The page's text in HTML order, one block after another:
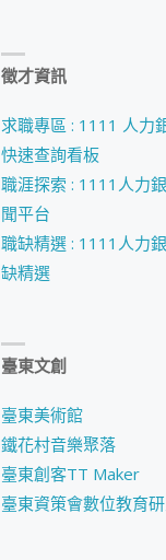
徵才資訊
求職專區 : 1111 人力
快速查詢看板
職涯探索 : 1111人力
聞平台
職缺精選 : 1111人力
缺精選
臺東文創
臺東美術館
鐵花村音樂聚落
臺東創客TT Maker
臺東資策會數位教育